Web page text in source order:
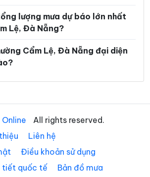
Xã Quế Sơn Trung
Xã Sông Kôn
Xã Tam Anh
Xã Tân Hiệp
Xã Tây Hồ
Xã Thăng Điền
Xã Thăng Trường
lượng mưa dự báo lớn nhất
Lệ, Đà Nẵng?
Cẩm Lệ, Đà Nẵng đại diện
All rights reserved.
Liên hệ
Điều khoản sử dụng
tiết quốc tế Bản đồ mưa